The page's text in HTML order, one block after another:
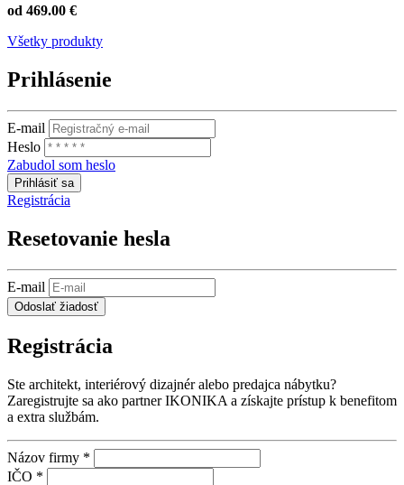
od 469.00 €
Všetky produkty
Prihlásenie
E-mail
Heslo
Zabudol som heslo
Prihlásiť sa
Registrácia
Resetovanie hesla
E-mail
Odoslať žiadosť
Registrácia
Ste architekt, interiérový dizajnér alebo predajca nábytku?
Zaregistrujte sa ako partner IKONIKA a získajte prístup k benefitom
a extra službám.
Názov firmy *
IČO *